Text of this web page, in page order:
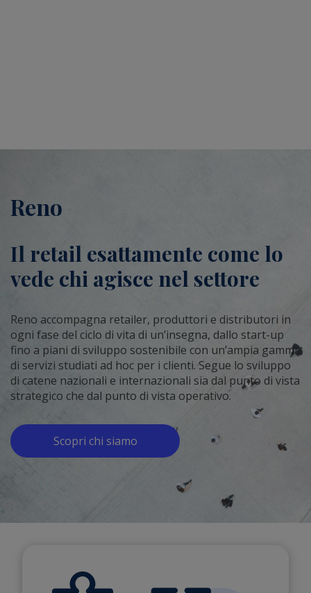
Reno
Il retail esattamente come lo
vede chi agisce nel settore
Reno accompagna retailer, produttori e distributori in
ogni fase del ciclo di vita di un’insegna, dallo start-up
fino a piani di sviluppo sostenibile con un’ampia gamma
di servizi studiati ad hoc per i clienti. Segue lo sviluppo
di catene nazionali e internazionali sia dal punto di vista
strategico che dal punto di vista operativo.
Scopri chi siamo